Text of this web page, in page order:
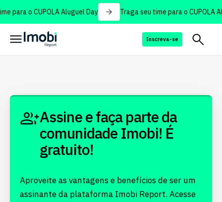
para o CUPOLA Aluguel Day Traga seu time para o CUPOLA
Inscreva-se
Assine e faça parte da
comunidade Imobi! É
gratuito!
Aproveite as vantagens e benefícios de ser um
assinante da plataforma Imobi Report. Acesse